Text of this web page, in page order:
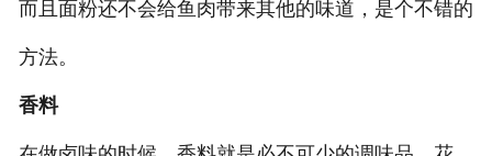
而且面粉还不会给鱼肉带来其他的味道，是个不错的
方法。
香料